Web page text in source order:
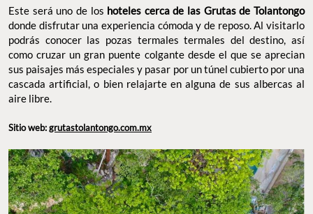
Este será uno de los hoteles cerca de las Grutas de Tolantongo
donde disfrutar una experiencia cómoda y de reposo. Al visitarlo
podrás conocer las pozas termales termales del destino, así
como cruzar un gran puente colgante desde el que se aprecian
sus paisajes más especiales y pasar por un túnel cubierto por una
cascada artificial, o bien relajarte en alguna de sus albercas al
aire libre.
Sitio web:grutastolantongo.com.mx